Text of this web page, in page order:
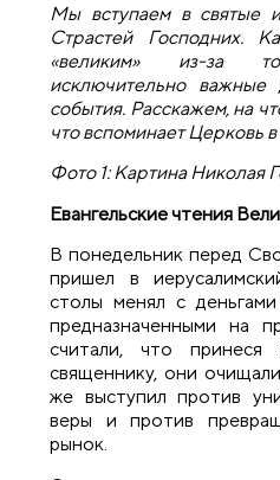
Мы вступаем в святые
Страстей Господних.
«великим» из-за
исключительно важные
события. Расскажем, на
что вспоминает Церковь
Фото 1: Картина Николая
Евангельские чтения
В понедельник перед
пришел в
столы менял с
предназначенными на
считали, что
священнику, они
же выступил против
веры и против
рынок.